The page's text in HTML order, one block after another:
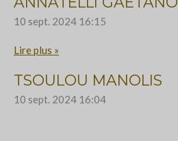
10 sept. 2024 16:15
Lire plus »
TSOULOU MANOLIS
10 sept. 2024 16:04